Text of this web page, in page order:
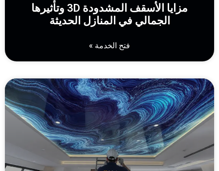
مزايا الأسقف المشدودة 3D وتأثيرها
الجمالي في المنازل الحديثة
فتح الخدمة »